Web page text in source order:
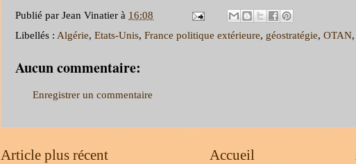
Publié par Jean Vinatier à 16:08
Libellés : Algérie, Etats-Unis, France politique extérieure, géostratégie, OTAN,
Aucun commentaire:
Enregistrer un commentaire
Article plus récent Accueil